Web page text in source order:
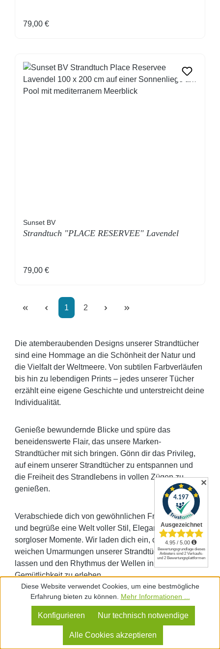
Regulärer Preis:
79,00 €
Sunset BV
Strandtuch "PLACE RESERVEE" Lavendel
Regulärer Preis:
79,00 €
Seite
1 Seite
2
Die atemberaubenden Designs unserer Strandtücher
sind eine Hommage an die Schönheit der Natur und
die Vielfalt der Weltmeere. Von subtilen Farbverläufen
bis hin zu lebendigen Prints – jedes unserer Tücher
erzählt eine eigene Geschichte und unterstreicht deine
Individualität.
Genieße bewundernde Blicke und spüre das
beneidenswerte Flair, das unsere Marken-
Strandtücher mit sich bringen. Gönn dir das Privileg,
auf einem unserer Strandtücher zu entspannen und
die Freiheit des Strandlebens in vollen Zügen zu
genießen.
Verabschiede dich von gewöhnlichen Frottiertüchern
und begrüße eine Welt voller Stil, Eleganz und
sorgloser Momente. Wir laden dich ein, dich in den
weichen Umarmungen unserer Strandtücher fallen zu
lassen und den Rhythmus der Wellen in absoluter
Gemütlichkeit zu erleben.
Erlaube dir, dem Alltag zu entfliehen, während du von
der Sonne geküsst wirst und das angenehme Gefühl
unserer Marken Strandtücher auf deiner Haut spürst.
Diese Website verwendet Cookies, um eine bestmögliche
Erfahrung bieten zu können. Mehr Informationen ...
Nur technisch notwendige
Konfigurieren
Alle Cookies akzeptieren
✕